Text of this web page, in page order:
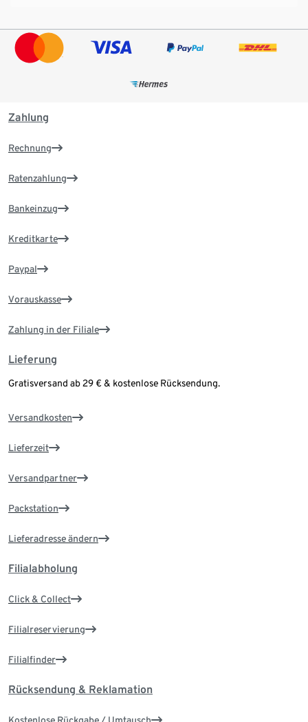
Zahlung
Rechnung
Ratenzahlung
Bankeinzug
Kreditkarte
Paypal
Vorauskasse
Zahlung in der Filiale
Lieferung
Gratisversand ab 29 € & kostenlose Rücksendung.
Versandkosten
Lieferzeit
Versandpartner
Packstation
Lieferadresse ändern
Filialabholung
Click & Collect
Filialreservierung
Filialfinder
Rücksendung & Reklamation